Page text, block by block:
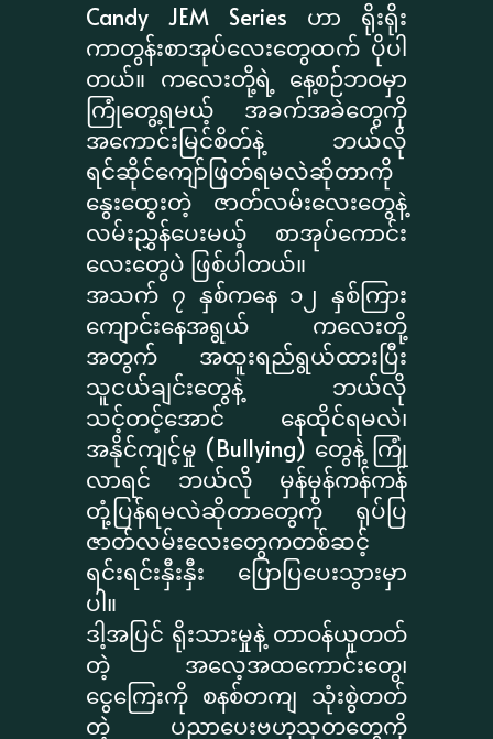
​Candy JEM Series ဟာ ရိုးရိုး
ကာတွန်းစာအုပ်လေးတွေထက် ပိုပါ
တယ်။ ကလေးတို့ရဲ့ နေ့စဉ်ဘဝမှာ
ကြုံတွေ့ရမယ့် အခက်အခဲတွေကို
အကောင်းမြင်စိတ်နဲ့ ဘယ်လို
ရင်ဆိုင်ကျော်ဖြတ်ရမလဲဆိုတာကို
နွေးထွေးတဲ့ ဇာတ်လမ်းလေးတွေနဲ့
လမ်းညွှန်ပေးမယ့် စာအုပ်ကောင်း
လေးတွေပဲ ဖြစ်ပါတယ်။
​အသက် ၇ နှစ်ကနေ ၁၂ နှစ်ကြား
ကျောင်းနေအရွယ် ကလေးတို့
အတွက် အထူးရည်ရွယ်ထားပြီး
သူငယ်ချင်းတွေနဲ့ ဘယ်လို
သင့်တင့်အောင် နေထိုင်ရမလဲ၊
အနိုင်ကျင့်မှု (Bullying) တွေနဲ့ ကြုံ
လာရင် ဘယ်လို မှန်မှန်ကန်ကန်
တုံ့ပြန်ရမလဲဆိုတာတွေကို ရုပ်ပြ
ဇာတ်လမ်းလေးတွေကတစ်ဆင့်
ရင်းရင်းနှီးနှီး ပြောပြပေးသွားမှာ
ပါ။
​ဒါ့အပြင် ရိုးသားမှုနဲ့ တာဝန်ယူတတ်
တဲ့ အလေ့အထကောင်းတွေ၊
ငွေကြေးကို စနစ်တကျ သုံးစွဲတတ်
တဲ့ ပညာပေးဗဟုသုတတွေကို